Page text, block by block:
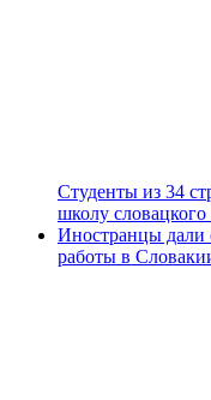
Студенты из 34
школу словацкого
Иностранцы дали
работы в